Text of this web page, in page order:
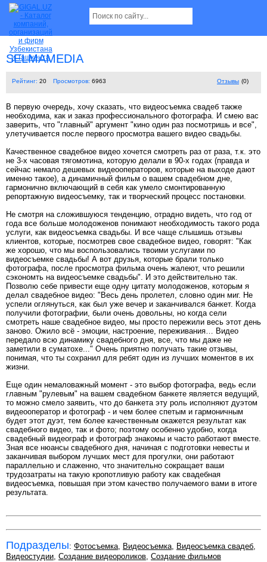
SELMAMEDIA
Рейтинг: 20 Просмотров: 6963 Отзывы (0)
В первую очередь, хочу сказать, что видеосъемка свадеб также
необходима, как и заказ профессионального фотографа. И смею вас
заверить, что "главный" аргумент "кино один раз посмотришь и все",
улетучивается после первого просмотра вашего видео свадьбы.
Качественное свадебное видео хочется смотреть раз от раза, т.к. это
не 3-х часовая тягомотина, которую делали в 90-х годах (правда и
сейчас немало дешевых видеооператоров, которые на выходе дают
именно такое), а динамичный фильм о вашем свадебном дне,
гармонично включающий в себя как умело смонтированную
репортажную видеосъемку, так и творческий процесс постановки.
Не смотря на сложившуюся тенденцию, отрадно видеть, что год от
года все больше молодоженов понимают необходимость такого рода
услуги, как видеосъемка свадьбы. И все чаще слышишь отзывы
клиентов, которые, посмотрев свое свадебное видео, говорят: "Как
же хорошо, что мы воспользовались твоими услугами по
видеосъемке свадьбы! А вот друзья, которые брали только
фотографа, после просмотра фильма очень жалеют, что решили
сэкономть на видеосъемке свадьбы". И это действительно так.
Позволю себе привести еще одну цитату молодоженов, которым я
делал свадебное видео: "Весь день пролетел, словно один миг. Не
успели оглянуться, как был уже вечер и заканчивался банкет. Когда
получили фотографии, были очень довольны, но когда сели
смотреть наше свадебное видео, мы просто пережили весь этот день
заново. Ожило всё - эмоции, настроение, переживания… Видео
передало всю динамику свадебного дня, все, что мы даже не
заметили в суматохе..." Очень приятно получать такие отзывы,
понимая, что ты сохранил для ребят один из лучших моментов в их
жизни.
Еще один немаловажный момент - это выбор фотографа, ведь если
главным "рулевым" на вашем свадебном банкете является ведущий,
то можно смело заявить, что до банкета эту роль исполняют дуэтом
видеооператор и фотограф - и чем более спетым и гармоничным
будет этот дуэт, тем более качественным окажется результат как
свадебного видео, так и фото; поэтому особенно удобно, когда
свадебный видеограф и фотограф знакомы и часто работают вместе.
Зная все нюансы свадебного дня, начиная с подготовки невесты и
заканчивая выбором лучших мест для прогулки, они работают
параллельно и слаженно, что значительно сокращает ваши
трудозатраты на такую кропотливую работу как свадебная
видеосъемка, повышая при этом качество получаемого вами в итоге
результата.
Подразделы: Фотосъемка, Видеосъемка, Видеосъемка свадеб,
Видеостудии, Создание видеороликов, Создание фильмов